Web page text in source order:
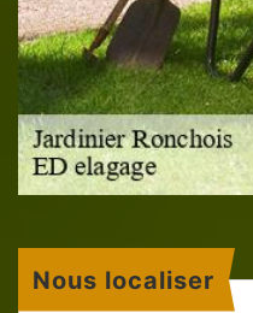
Nous localiser